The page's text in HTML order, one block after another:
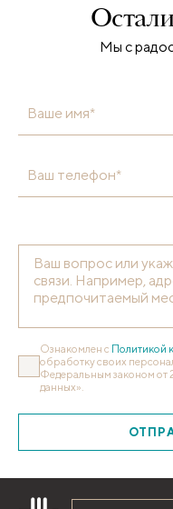
Мы с
Ваше имя*
Ваш телефон*
Ознакомлен с Политикой
обработку своих
Федеральным законом
данных».